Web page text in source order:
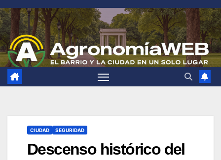
Saltar
al
contenido
CIUDAD SEGURIDAD
Descenso histórico del